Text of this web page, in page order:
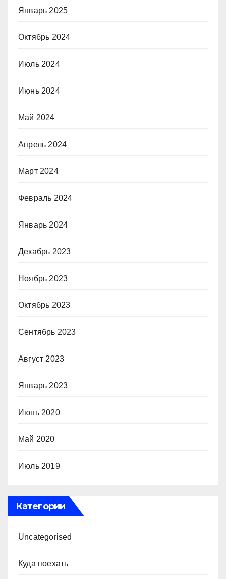
Январь 2025
Октябрь 2024
Июль 2024
Июнь 2024
Май 2024
Апрель 2024
Март 2024
Февраль 2024
Январь 2024
Декабрь 2023
Ноябрь 2023
Октябрь 2023
Сентябрь 2023
Август 2023
Январь 2023
Июнь 2020
Май 2020
Июль 2019
Категории
Uncategorised
Куда поехать